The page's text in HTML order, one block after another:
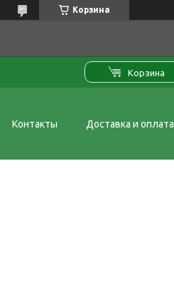
Корзина
Корзина
Контакты Доставка и оплата